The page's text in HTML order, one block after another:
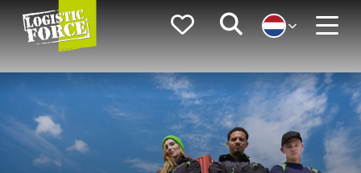
Logistic
Force
FavorietenZoeken